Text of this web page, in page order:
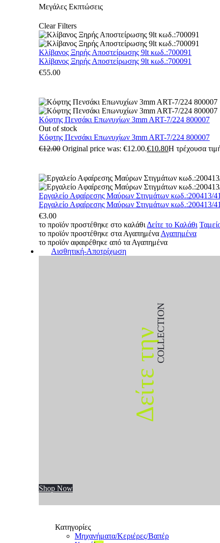
Μεγάλες Εκπτώσεις
Clear Filters
Κλίβανος Ξηρής Αποστείρωσης 9lt κωδ.:700091
Κλίβανος Ξηρής Αποστείρωσης 9lt κωδ.:700091
€55.00
Κόφτης Πενσάκι Επωνυχίων 3mm ART-7/224 800007
Out of stock
Κόφτης Πενσάκι Επωνυχίων 3mm ART-7/224 800007
€12.00 Original price was: €12.00.€10.80Η τρέχουσα
Εργαλείο Αφαίρεσης Μαύρων Στιγμάτων κωδ.:200413/
Εργαλείο Αφαίρεσης Μαύρων Στιγμάτων κωδ.:200413/
€3.00
το προϊόν προστέθηκε στο καλάθι Δείτε το Καλάθι
το προϊόν προστέθηκε στα Αγαπημένα Αγαπημένα
το προϊόν αφαιρέθηκε από τα Αγαπημένα
Αισθητική-Αποτρίχωση
Δείτε τηνCOLLECTION
Shop Now
Κατηγορίες
Μηχανήματα/Κεριέρες/Βαπέρ